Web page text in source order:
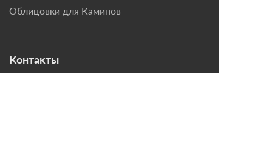
Облицовки для Каминов
Контакты